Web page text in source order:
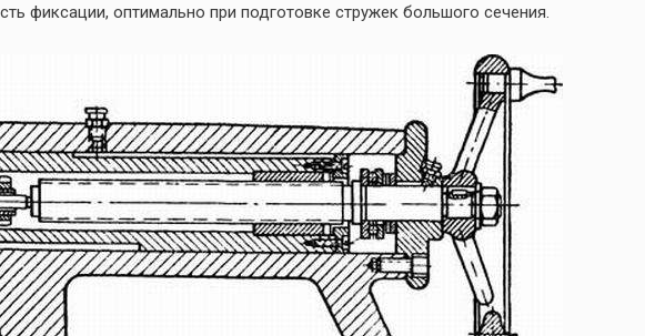
фиксации, оптимально при подготовке стружек большого сечения.